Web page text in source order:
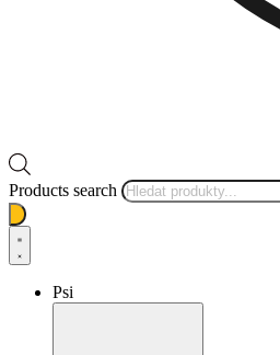
Products search
Psi